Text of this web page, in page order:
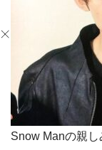
Snow Manの親